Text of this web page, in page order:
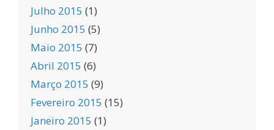
Julho 2015 (1)
Junho 2015 (5)
Maio 2015 (7)
Abril 2015 (6)
Março 2015 (9)
Fevereiro 2015 (15)
Janeiro 2015 (1)